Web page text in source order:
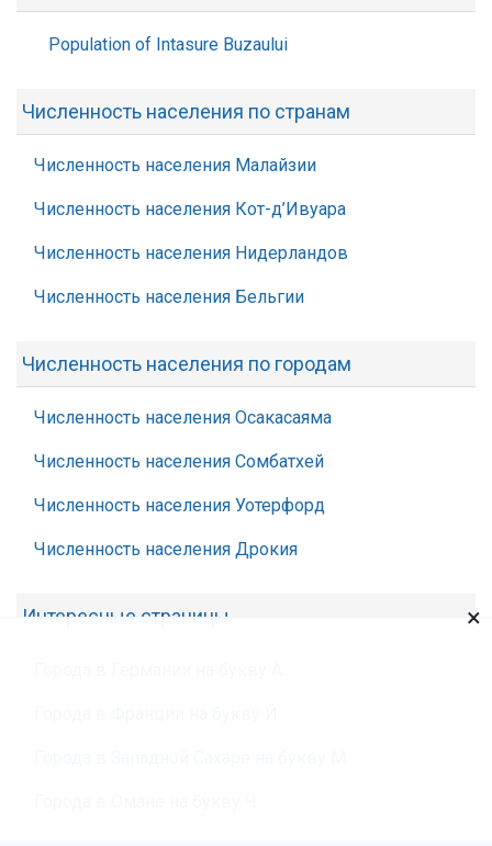
Population of Intasure Buzaului
Численность населения по странам
Численность населения Малайзии
Численность населения Кот-д’Ивуара
Численность населения Нидерландов
Численность населения Бельгии
Численность населения по городам
Численность населения Осакасаяма
Численность населения Сомбатхей
Численность населения Уотерфорд
Численность населения Дрокия
Интересные страницы ×